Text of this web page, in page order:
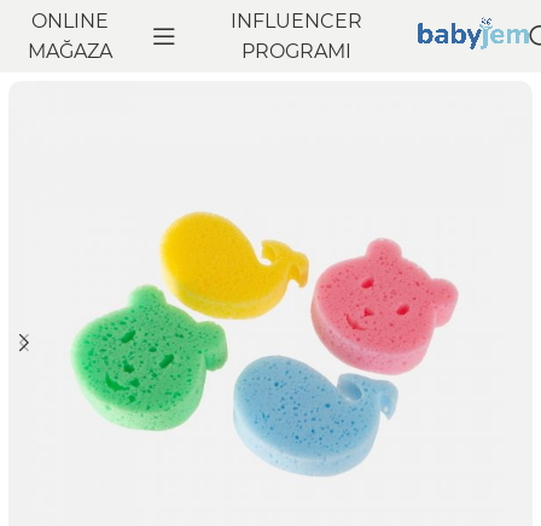
ONLINE
MAĞAZA
INFLUENCER
PROGRAMI
Anasayfa Banyo Bebek Banyo Aksesuarları